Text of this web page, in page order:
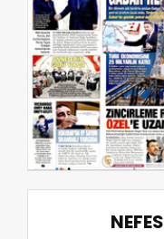
NEFES